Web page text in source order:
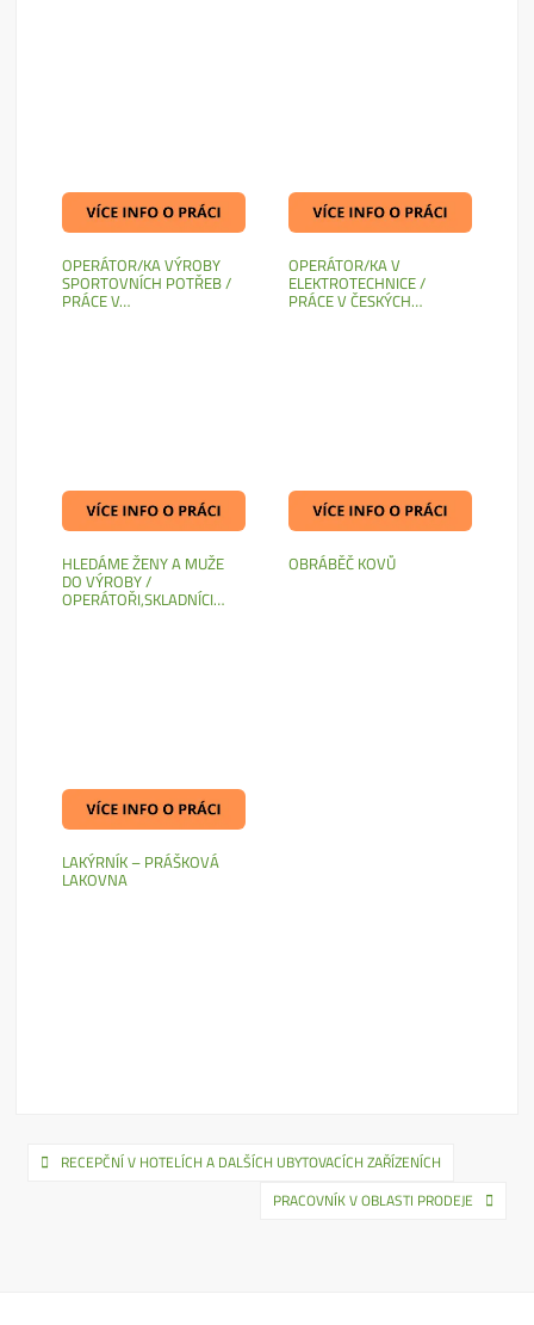
OPERÁTOR/KA VÝROBY
SPORTOVNÍCH POTŘEB /
PRÁCE V…
OPERÁTOR/KA V
ELEKTROTECHNICE /
PRÁCE V ČESKÝCH…
HLEDÁME ŽENY A MUŽE
DO VÝROBY /
OPERÁTOŘI,SKLADNÍCI…
OBRÁBĚČ KOVŮ
LAKÝRNÍK – PRÁŠKOVÁ
LAKOVNA
Navigace
RECEPČNÍ V HOTELÍCH A DALŠÍCH UBYTOVACÍCH ZAŘÍZENÍCH
PRACOVNÍK V OBLASTI PRODEJE